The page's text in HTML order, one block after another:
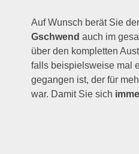
Auf Wunsch berät Sie
Gschwend auch im
über den kompletten
falls beispielsweise mal
gegangen ist, der für
war. Damit Sie sich